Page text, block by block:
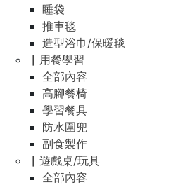
睡袋
推車毯
造型浴巾/保暖毯
▏用餐學習
全部內容
高腳餐椅
學習餐具
防水圍兜
副食製作
▏遊戲桌/玩具
全部內容